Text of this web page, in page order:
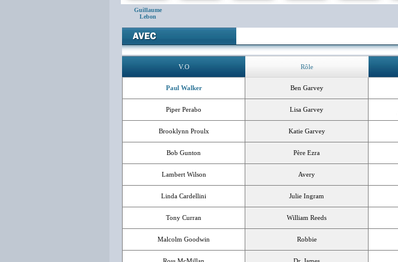
Guillaume
Lebon
V.O Rôle
Paul Walker Ben Garvey
Piper Perabo Lisa Garvey
Brooklynn Proulx Katie Garvey
Bob Gunton Père Ezra
Lambert Wilson Avery
Linda Cardellini Julie Ingram
Tony Curran William Reeds
Malcolm Goodwin Robbie